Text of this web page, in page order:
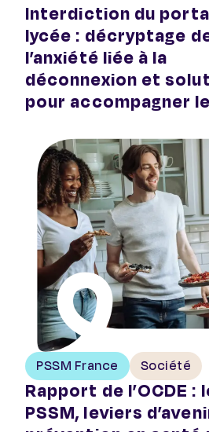
Interdiction du
lycée : décryptage
l’anxiété liée à la
déconnexion et
pour accompagner
PSSM France Société
Rapport de l’OCDE :
PSSM, leviers
Rapport de l’OCDE : les